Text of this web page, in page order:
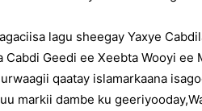
lagu sheegay Yaxye
Cabdi Geedi ee Xeebta Wooyi ee
qaatay islamarkaana
markii dambe ku